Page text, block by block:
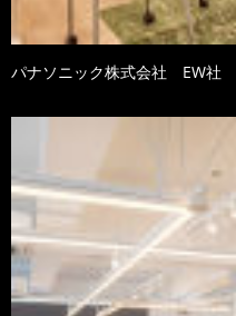
パナソニック株式会社 EW社